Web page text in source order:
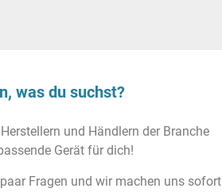
was du suchst?
und Händlern der Branche
Gerät für dich!
Fragen und wir machen uns sofort